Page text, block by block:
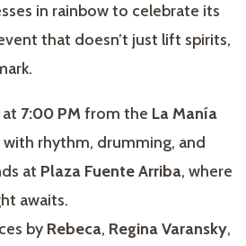
in rainbow to celebrate its
that doesn’t just lift spirits,
7:00 PMfrom the La Manía
with rhythm, drumming, and
at Plaza Fuente Arriba, where
awaits.
by Rebeca, Regina Varansky,